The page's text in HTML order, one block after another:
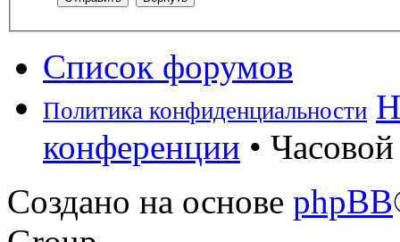
Список форумов
Политика конфиденциальности
конференции •
Создано на основе phpBB